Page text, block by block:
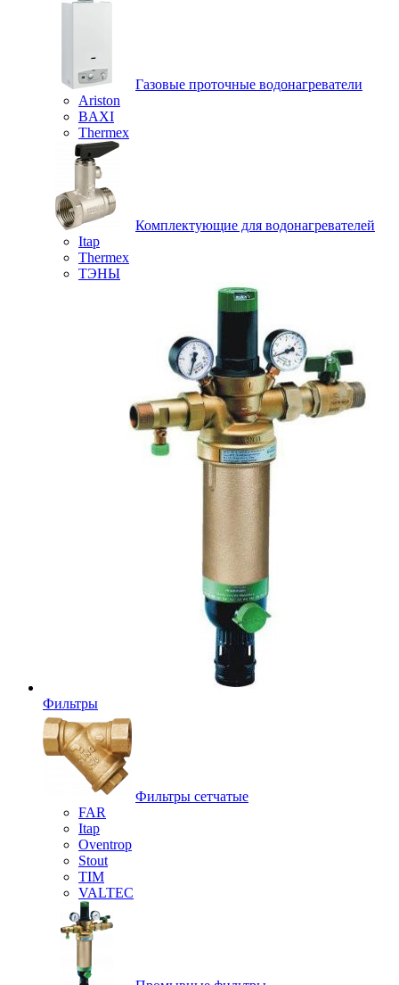
Газовые проточные водонагреватели
Ariston
BAXI
Thermex
Комплектующие для водонагревателей
Itap
Thermex
ТЭНЫ
Фильтры
Фильтры сетчатые
FAR
Itap
Oventrop
Stout
TIM
VALTEC